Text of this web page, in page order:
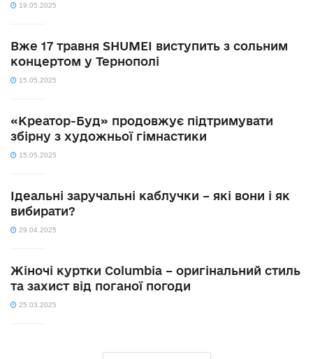
19.05.2025
Вже 17 травня SHUMEI виступить з сольним
концертом у Тернополі
15.05.2025
«Креатор-Буд» продовжує підтримувати
збірну з художньої гімнастики
15.05.2025
Ідеальні заручальні каблучки – які вони і як
вибирати?
29.04.2025
Жіночі куртки Columbia – оригінальний стиль
та захист від поганої погоди
25.03.2025